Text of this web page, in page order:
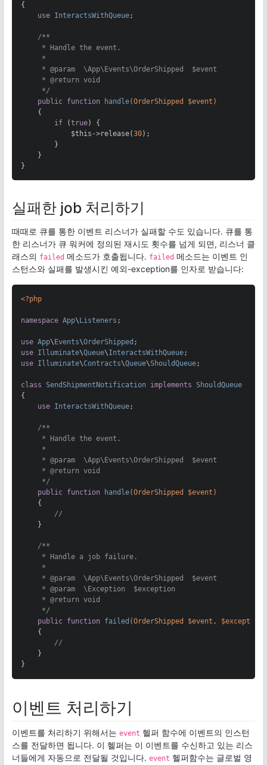
{
use InteractsWithQueue;
/**
     * Handle the event.
     *
     *
@param
  \App\Events\OrderShipped  $event
     *
@return void
     */
public function handle(OrderShipped $event)
{
if (true) {
            $this->release(
30);
        }
    }
}
실패한 job 처리하기
때때로 큐를 통한 이벤트 리스너가 실패할 수도 있습니다. 큐를 통
한 리스너가 큐 워커에 정의된 재시도 횟수를 넘게 되면, 리스너 클
래스의 failed 메소드가 호출됩니다. failed 메소드는 이벤트 인
스턴스와 실패를 발생시킨 예외-exception를 인자로 받습니다:
<?php
namespace App\ Listeners ;
use App\ Events\OrderShipped
use Illuminate\Queue\InteractsWithQueue
use Illuminate\Contracts\Queue\ShouldQueue;
class SendShipmentNotification implements
ShouldQueue
{
use InteractsWithQueue;
/**
     * Handle the event.
     *
     *
@param
  \App\Events\OrderShipped  $event
     *
@return void
     */
public function handle(OrderShipped $event)
{
//
    }
/**
     * Handle a job failure.
     *
     *
@param
  \App\Events\OrderShipped  $event
     *
@param
  \Exception  $exception
     *
@return void
     */
public function failed (OrderShipped $event, $exception)
{
//
    }
}
이벤트 처리하기
이벤트를 처리하기 위해서는 event 헬퍼 함수에 이벤트의 인스턴
스를 전달하면 됩니다. 이 헬퍼는 이 이벤트를 수신하고 있는 리스
너들에게 자동으로 전달될 것입니다. event 헬퍼함수는 글로벌 영